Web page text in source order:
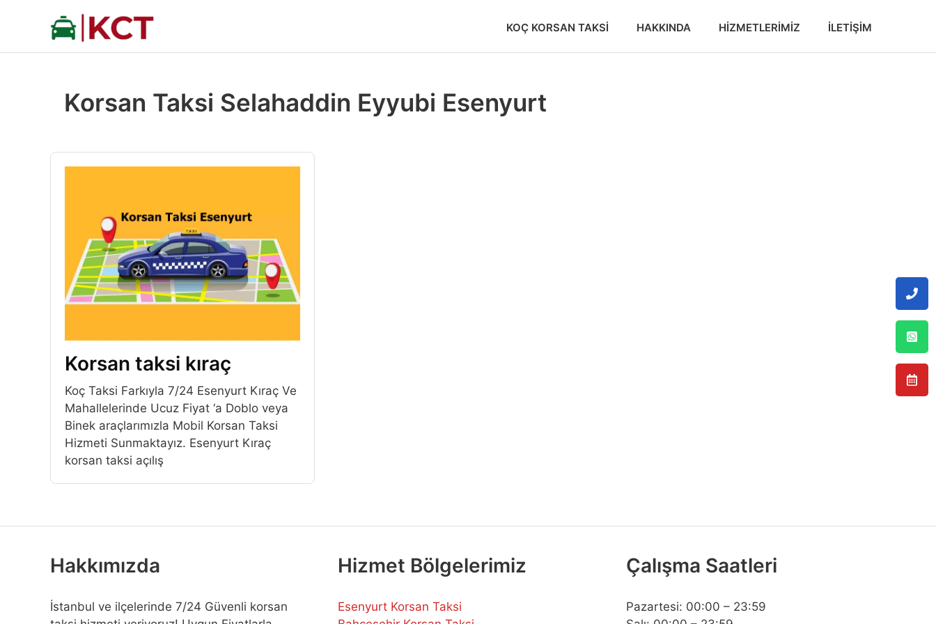
KOÇ KORSAN TAKSI HAKKINDA HIZMETLERIMIZ İLETIŞIM
Korsan Taksi Selahaddin Eyyubi Esenyurt
Korsan taksi kıraç
Koç Taksi Farkıyla 7/24 Esenyurt Kıraç Ve
Mahallelerinde Ucuz Fiyat ‘a Doblo veya
Binek araçlarımızla Mobil Korsan Taksi
Hizmeti Sunmaktayız. Esenyurt Kıraç
korsan taksi açılış
Hakkımızda
İstanbul ve ilçelerinde 7/24 Güvenli korsan
Hizmet Bölgelerimiz
Esenyurt Korsan Taksi
Çalışma Saatleri
Pazartesi: 00:00 – 23:59